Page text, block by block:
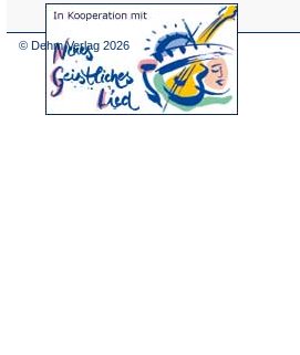
(Öffnet
in
© Dehm Verlag 2026